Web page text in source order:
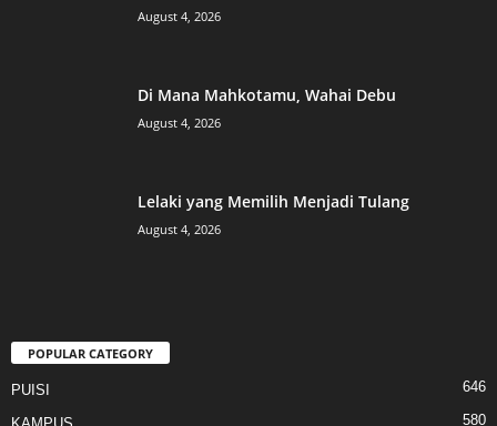
August 4, 2026
Di Mana Mahkotamu, Wahai Debu
August 4, 2026
Lelaki yang Memilih Menjadi Tulang
August 4, 2026
POPULAR CATEGORY
PUISI 646
580